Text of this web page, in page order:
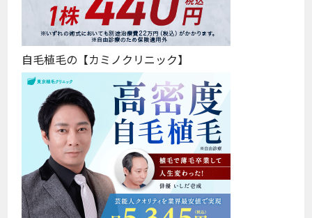
自毛植毛の【カミノクリニック】